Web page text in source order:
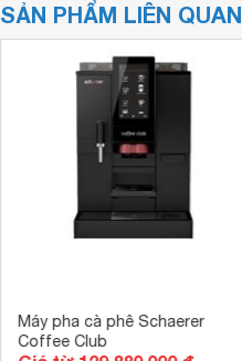
SẢN PHẨM LIÊN QUAN
Máy pha cà phê Schaerer
Coffee Club